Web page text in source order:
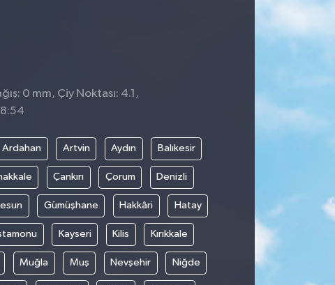
0 mm, Çiy Noktası: 4.1,
Ardahan Artvin Aydın Balıkesir
Çankırı Çorum Denizli
Gümüşhane Hakkâri Hatay
Kayseri Kilis Kırıkkale
Muğla Muş Nevşehir Niğde